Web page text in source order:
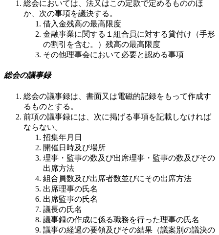
総会においては、法又はこの定款で定めるもののほ
か、次の事項を議決する。
借入金残高の最高限度
金融事業に関する１組合員に対する貸付け（手形
の割引を含む。）残高の最高限度
その他理事会において必要と認める事項
総会の議事録
総会の議事録は、書面又は電磁的記録をもって作成す
るものとする。
前項の議事録には、次に掲げる事項を記載しなければ
ならない。
招集年月日
開催日時及び場所
理事・監事の数及び出席理事・監事の数及びその
出席方法
組合員数及び出席者数並びにその出席方法
出席理事の氏名
出席監事の氏名
議長の氏名
議事録の作成に係る職務を行った理事の氏名
議事の経過の要領及びその結果（議案別の議決の